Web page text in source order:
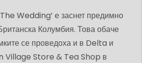
Wedding’ е заснет предимно
Колумбия. Това обаче
се проведоха и в Delta и
Village Store & Tea Shop в